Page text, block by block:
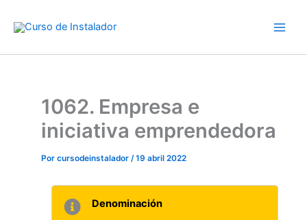
1062. Empresa e
iniciativa emprendedora
Por cursodeinstalador /19 abril 2022
Denominación